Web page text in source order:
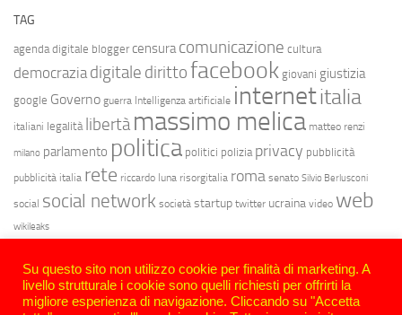
TAG
agenda digitale blogger censura comunicazione cultura
democrazia digitale dirittofacebook giovani giustizia
google Governo guerra Intelligenza artificiale internetitalia
italiani legalità libertà massimo melica matteo renzi
milano parlamento politica politici polizia privacy pubblicità
pubblicità italia rete riccardo luna risorgitalia roma senato Silvio Berlusconi
social social network società startup twitter ucraina video web
wikileaks
Su questo sito non utilizzo cookie per finalità di marketing. A
livello strutturale i cookie sono quelli richiesti per offrirti la
migliore esperienza di navigazione. Cliccando su "Accetta